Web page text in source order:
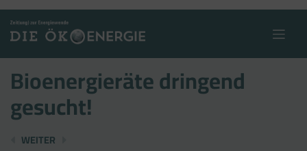
content
Bioenergieräte dringend
gesucht!
7. BIBERFEST
WEITER